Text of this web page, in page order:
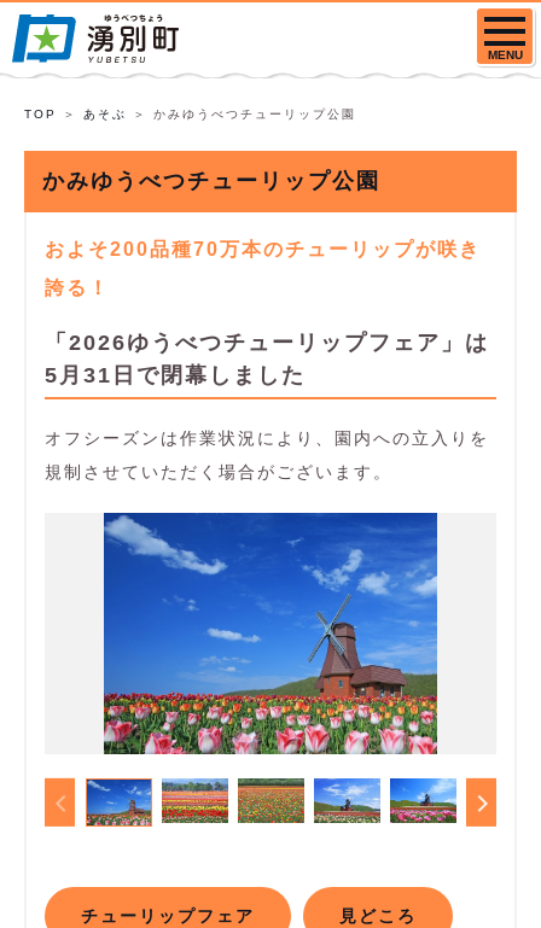
MENU
TOP あそぶ かみゆうべつチューリップ公園
かみゆうべつチューリップ公園
およそ200品種70万本のチューリップが咲き
誇る！
「2026ゆうべつチューリップフェア」は
5月31日で閉幕しました
オフシーズンは作業状況により、園内への立入りを
規制させていただく場合がございます。
チューリップフェア 見どころ